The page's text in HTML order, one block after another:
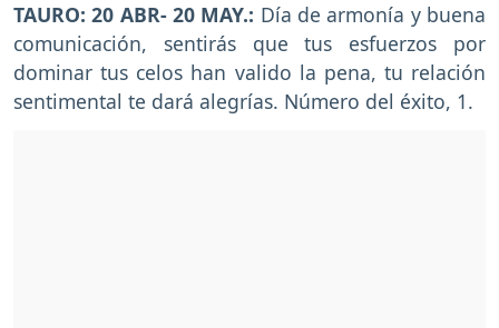
TAURO: 20 ABR- 20 MAY.: Día de armonía y buena
comunicación, sentirás que tus esfuerzos por
dominar tus celos han valido la pena, tu relación
sentimental te dará alegrías. Número del éxito, 1.